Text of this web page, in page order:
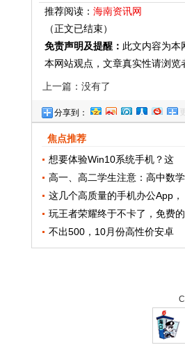
推荐阅读： 海南资讯网
（正文已结束）
免责声明及提醒： 此文内容为本
本网站观点，文章真实性请浏览
上一篇：没有了
分享到：
焦点推荐
想要体验Win10系统手机？这
高一、高二学生注意：高中数
这几个高质量的手机办公App，
玩王者荣耀终于不卡了，免费
不出500，10月份高性价安卓